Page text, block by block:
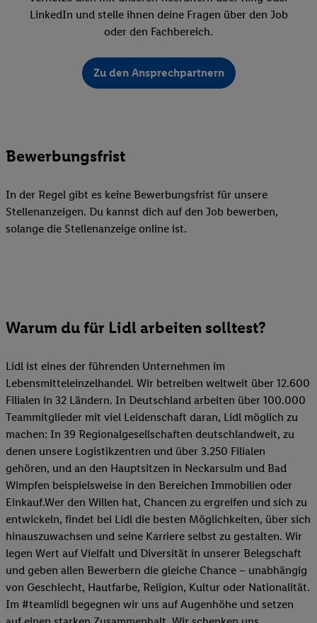
LinkedIn und stelle ihnen deine Fragen über den Job
oder den Fachbereich.
Zu den Ansprechpartnern
Bewerbungsfrist
In der Regel gibt es keine Bewerbungsfrist für unsere
Stellenanzeigen. Du kannst dich auf den Job bewerben,
solange die Stellenanzeige online ist.
Warum du für Lidl arbeiten solltest?
Lidl ist eines der führenden Unternehmen im
Lebensmitteleinzelhandel. Wir betreiben weltweit über 12.600
Filialen in 32 Ländern. In Deutschland arbeiten über 100.000
Teammitglieder mit viel Leidenschaft daran, Lidl möglich zu
machen: In 39 Regionalgesellschaften deutschlandweit, zu
denen unsere Logistikzentren und über 3.250 Filialen
gehören, und an den Hauptsitzen in Neckarsulm und Bad
Wimpfen beispielsweise in den Bereichen Immobilien oder
Einkauf.Wer den Willen hat, Chancen zu ergreifen und sich zu
entwickeln, findet bei Lidl die besten Möglichkeiten, über sich
hinauszuwachsen und seine Karriere selbst zu gestalten. Wir
legen Wert auf Vielfalt und Diversität in unserer Belegschaft
und geben allen Bewerbern die gleiche Chance – unabhängig
von Geschlecht, Hautfarbe, Religion, Kultur oder Nationalität.
Im #teamlidl begegnen wir uns auf Augenhöhe und setzen